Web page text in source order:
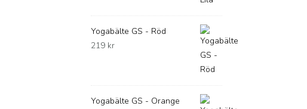
Yogabälte GS - Röd
219 kr
Yogabälte GS - Orange